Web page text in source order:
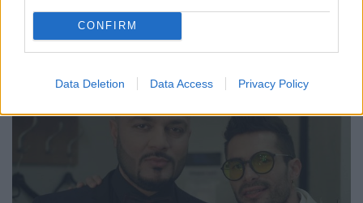
CONFIRM
Data Deletion Data Access Privacy Policy
feltehetően agyhártyagyulladásban. A betegség két
törzse ellen is van védőoltás. Az egyik több mint százezer
patikákban.